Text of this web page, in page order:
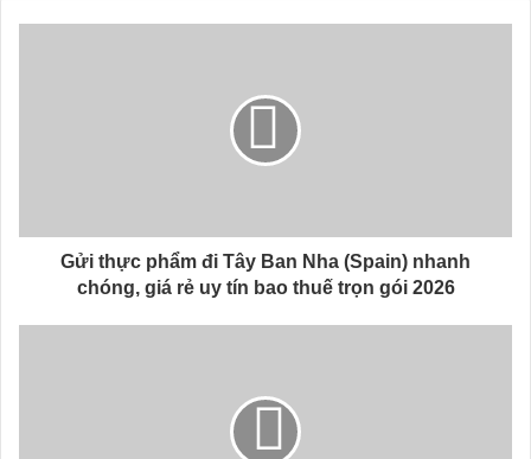
Gửi thực phẩm đi Tây Ban Nha (Spain) nhanh
chóng, giá rẻ uy tín bao thuế trọn gói 2026